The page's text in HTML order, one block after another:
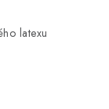
latexu